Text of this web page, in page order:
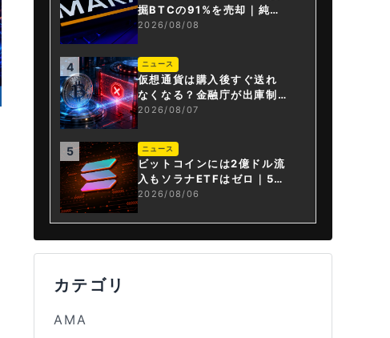
掘BTCの91%を売却｜純損
失6億ドル
2026/08/08
4 ニュース
仮想通貨は購入後すぐ送れ
なくなる？金融庁が出庫制
限を要請
2026/08/07
5 ニュース
ビットコインには2億ドル流
入もソラナETFはゼロ｜5営
業日連続で停止
2026/08/06
カテゴリ
AMA